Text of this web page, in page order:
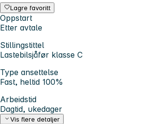
Lagre favoritt
Oppstart
Etter avtale
Stillingstittel
Lastebilsjåfør klasse C
Type ansettelse
Fast, heltid 100%
Arbeidstid
Dagtid, ukedager
Vis flere detaljer